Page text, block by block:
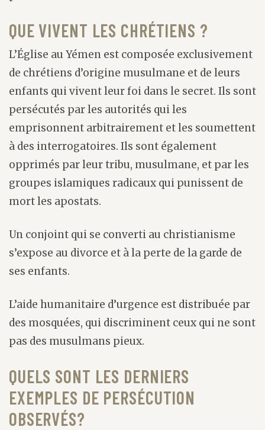
QUE VIVENT LES CHRÉTIENS ?
L’Église au Yémen est composée exclusivement
de chrétiens d’origine musulmane et de leurs
enfants qui vivent leur foi dans le secret. Ils sont
persécutés par les autorités qui les
emprisonnent arbitrairement et les soumettent
à des interrogatoires. Ils sont également
opprimés par leur tribu, musulmane, et par les
groupes islamiques radicaux qui punissent de
mort les apostats.
Un conjoint qui se converti au christianisme
s’expose au divorce et à la perte de la garde de
ses enfants.
L’aide humanitaire d’urgence est distribuée par
des mosquées, qui discriminent ceux qui ne sont
pas des musulmans pieux.
QUELS SONT LES DERNIERS
EXEMPLES DE PERSÉCUTION
OBSERVÉS?